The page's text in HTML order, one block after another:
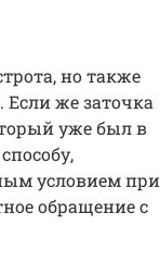
но также
же заточка
уже был в
условием при
обращение с